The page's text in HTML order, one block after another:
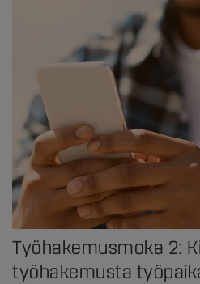
Työhakemusmoka 2:
työhakemusta